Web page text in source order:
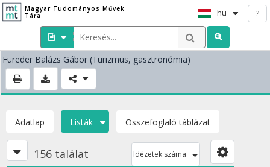
Magyar Tudományos Művek
Tára
hu ?
Füreder Balázs Gábor (Turizmus, gasztronómia)
Adatlap Listák Összefoglaló táblázat
156 találat Idézetek száma